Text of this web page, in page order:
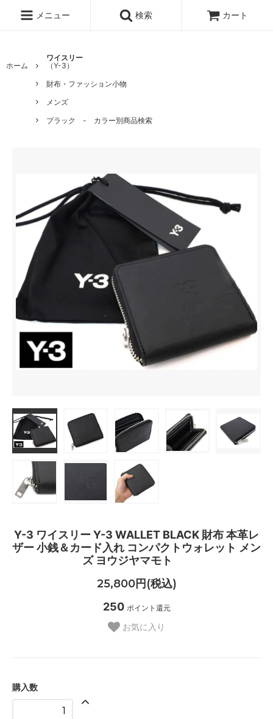
メニュー 検索 カート
ホーム
ワイスリー
（Y-3）
財布・ファッション小物
メンズ
ブラック - カラー別商品検索
Y-3 ワイスリー Y-3 WALLET BLACK 財布 本革レ
ザー 小銭＆カード入れ コンパクトウォレット メン
ズ ヨウジヤマモト
25,800円(税込)
250 ポイント還元
お気に入り
購入数